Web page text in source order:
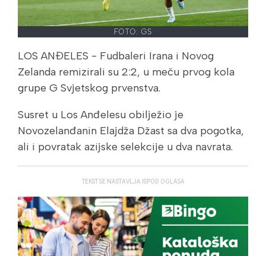
FOTO: GS
LOS ANĐELES - Fudbaleri Irana i Novog
Zelanda remizirali su 2:2, u meču prvog kola
grupe G Svjetskog prvenstva.
Susret u Los Anđelesu obilježio je
Novozelanđanin Elajdža Džast sa dva pogotka,
ali i povratak azijske selekcije u dva navrata.
TEKST SE NASTAVLJA ISPOD OGLASA